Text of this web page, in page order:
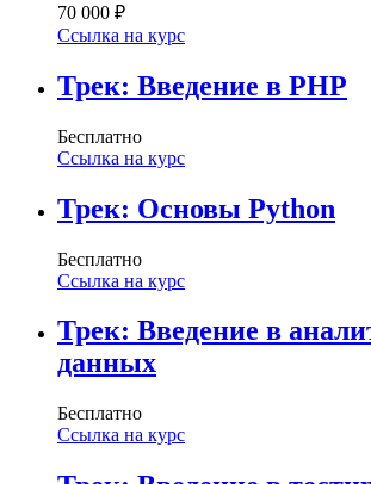
70 000 ₽
Ссылка на курс
Трек: Введение в PHP
Бесплатно
Ссылка на курс
Трек: Основы Python
Бесплатно
Ссылка на курс
Трек: Введение в
данных
Бесплатно
Ссылка на курс